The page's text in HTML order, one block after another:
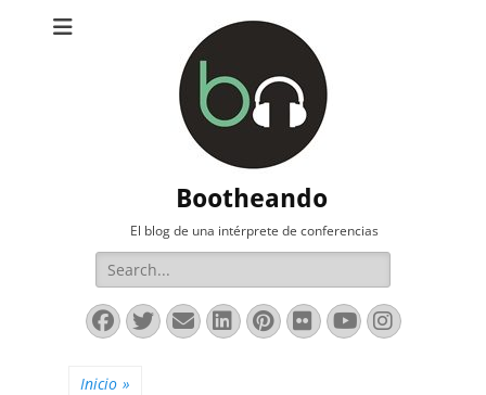
Bootheando
El blog de una intérprete de conferencias
Buscar:
Facebook
Twitter
Correo
electrónico
LinkedIn
Pinterest
FlickrYouTube
Inicio »